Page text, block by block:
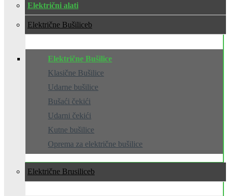
Električni alati
Električne Bušilice
Električne Bušilice
Klasične Bušilice
Udarne bušilice
Bušaći čekići
Udarni čekići
Kutne bušilice
Oprema za električne bušilice
Električne Brusilice